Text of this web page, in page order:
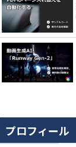
プロフィール